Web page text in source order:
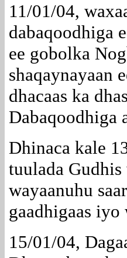
11/01/04,
dabaqoodhiga
ee gobolka
shaqaynayaan
dhacaas ka
Dabaqoodhiga
Dhinaca kale
tuulada
wayaanuhu
gaadhigaas
15/01/04,